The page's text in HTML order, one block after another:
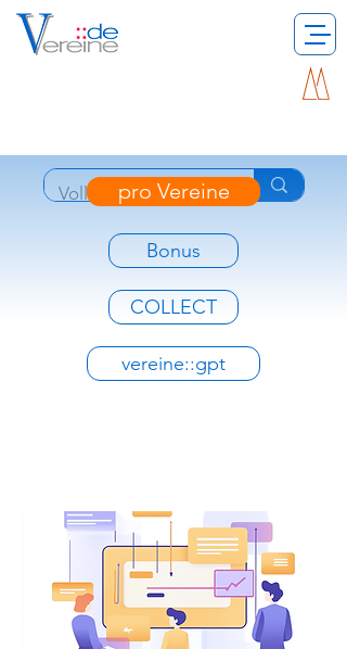
pro Vereine
Bonus
COLLECT
vereine::gpt